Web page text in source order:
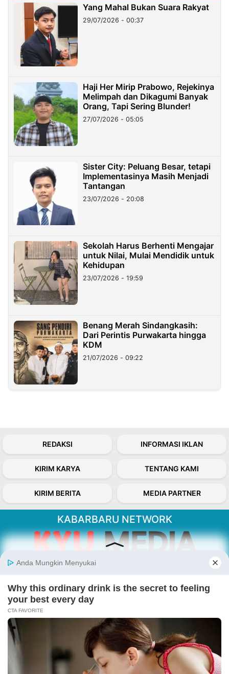
Yang Mahal Bukan Suara Rakyat
29/07/2026 - 00:37
Haji Her Mirip Prabowo, Rejekinya
Melimpah dan Dikagumi Banyak
Orang, Tapi Sering Blunder!
27/07/2026 - 05:05
Sister City: Peluang Besar, tetapi
Implementasinya Masih Menjadi
Tantangan
23/07/2026 - 20:08
Sekolah Harus Berhenti Mengajar
untuk Nilai, Mulai Mendidik untuk
Kehidupan
23/07/2026 - 19:59
Benang Merah Sindangkasih:
Dari Perintis Purwakarta hingga
KDM
21/07/2026 - 09:22
REDAKSI INFORMASI IKLAN
KIRIM KARYA TENTANG KAMI
KIRIM BERITA MEDIA PARTNER
KABARBARU NETWORK
Kabarbaru.co menyajikan berita aktual dan
inspiratif dari sudut pandang berbaik sangka
Follow Kabarbaru